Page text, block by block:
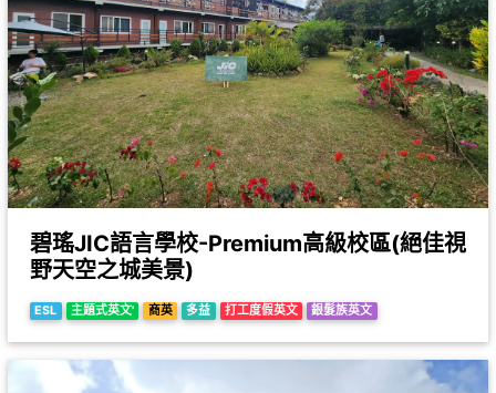
碧瑤JIC語言學校-Premium高級校區(絕佳視
野天空之城美景)
ESL 主題式英文' 商英 多益 打工度假英文 銀髮族英文